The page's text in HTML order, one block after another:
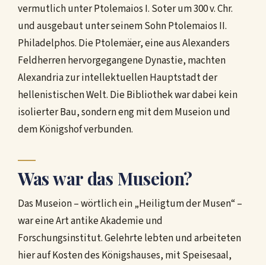
vermutlich unter Ptolemaios I. Soter um 300 v. Chr.
und ausgebaut unter seinem Sohn Ptolemaios II.
Philadelphos. Die Ptolemäer, eine aus Alexanders
Feldherren hervorgegangene Dynastie, machten
Alexandria zur intellektuellen Hauptstadt der
hellenistischen Welt. Die Bibliothek war dabei kein
isolierter Bau, sondern eng mit dem Museion und
dem Königshof verbunden.
Was war das Museion?
Das Museion – wörtlich ein „Heiligtum der Musen“ –
war eine Art antike Akademie und
Forschungsinstitut. Gelehrte lebten und arbeiteten
hier auf Kosten des Königshauses, mit Speisesaal,